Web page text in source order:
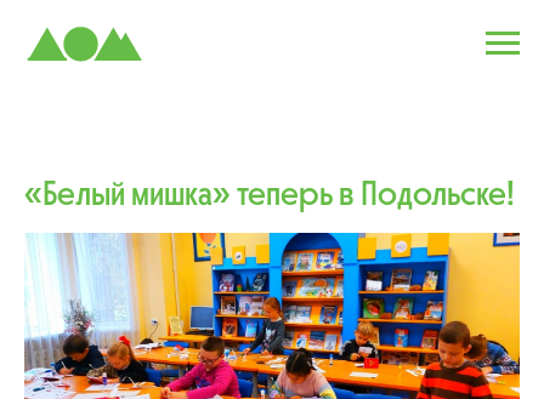
«Белый мишка» теперь в Подольске!